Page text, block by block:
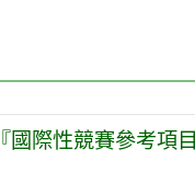
際性競賽參考項